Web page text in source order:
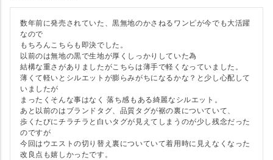
数年前に発売されていた、黒無地のかさねるワンピが今でも大活躍
なので
もちろんこちらも即決でした。
以前のは無地の黒で生地が厚くしっかりしていた為
結構な重さがありましたがこちらは薄手で軽くなっていました。
薄くて軽いとシルエットが膨らみがちになるかな？と少し心配して
いましたが
まったくそんな事はなく 落ち感もある綺麗なシルエット。
あと以前のはブランドタグ、品質タグが裾の裏についていて、
歩くたびにチラチラと白いタグが見えてしまうのが少し残念だった
のですが
今回はウエストの切り替え裏についていて着用時に見えなくなった
改良点も嬉しかったです。